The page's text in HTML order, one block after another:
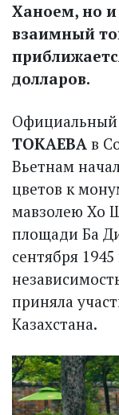
Ханоем, но и
взаимный
долларов.
Официальный
ТОКАЕВА в
Вьетнам
цветов к
мавзолею Хо
площади Ба
сентября
приняла
Казахстана.